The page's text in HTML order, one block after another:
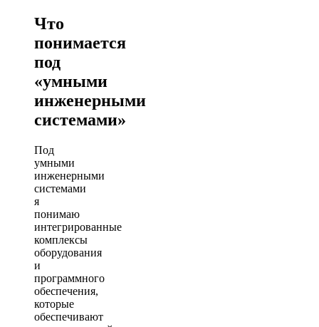
Что
понимается
под
«умными
инженерными
системами»
Под
умными
инженерными
системами
я
понимаю
интегрированные
комплексы
оборудования
и
программного
обеспечения,
которые
обеспечивают